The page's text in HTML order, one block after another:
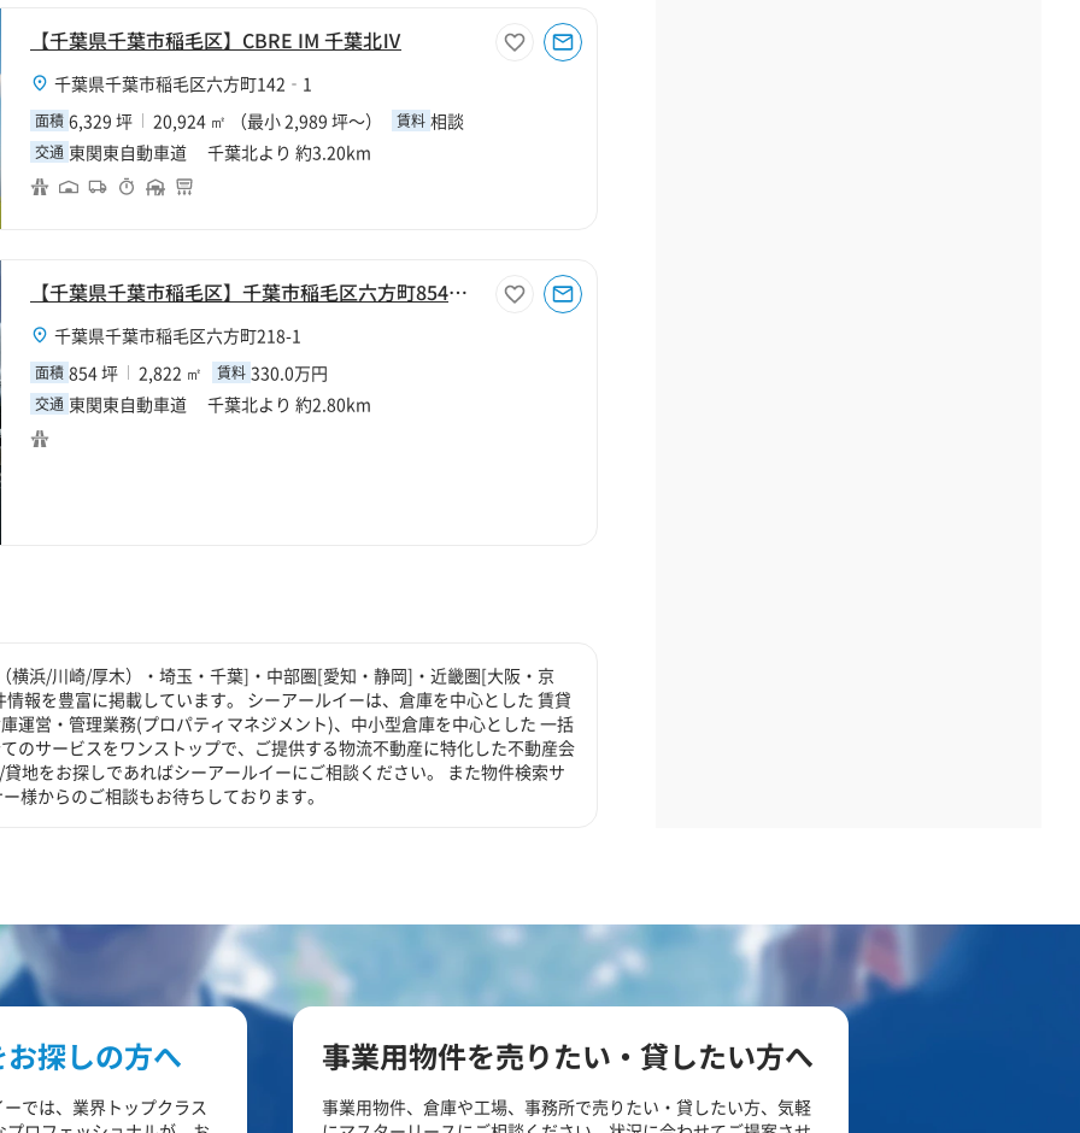
【千葉県千葉市稲毛区】CBRE IM 千葉北Ⅳ
千葉県千葉市稲毛区六方町142‐1
面積 6,329 坪 20,924 ㎡ （最小 2,989 坪～） 賃料 相談
交通 東関東自動車道 千葉北より 約3.20km
【千葉県千葉市稲毛区】千葉市稲毛区六方町854坪工場
千葉県千葉市稲毛区六方町218-1
面積 854 坪 2,822 ㎡ 賃料 330.0万円
交通 東関東自動車道 千葉北より 約2.80km
浜/川崎/厚木）・埼玉・千葉]・中部圏[愛知・静岡]・近畿圏[大阪・京
報を豊富に掲載しています。 シーアールイーは、倉庫を中心とした 賃貸
運営・管理業務(プロパティマネジメント)、中小型倉庫を中心とした 一括
のサービスをワンストップで、ご提供する物流不動産に特化した不動産会
地をお探しであればシーアールイーにご相談ください。 また物件検索サ
様からのご相談もお待ちしております。
探しの方へ
では、業界トップクラス
事業用物件を売りたい・貸したい方へ
事業用物件、倉庫や工場、事務所で売りたい・貸したい方、気軽